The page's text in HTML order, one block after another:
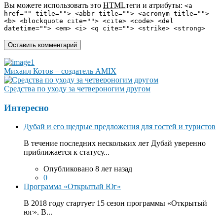
Вы можете использовать это HTMLтеги и атрибуты: <a
href="" title=""> <abbr title=""> <acronym title="">
<b> <blockquote cite=""> <cite> <code> <del
datetime=""> <em> <i> <q cite=""> <strike> <strong>
Михаил Котов – создатель AMIX
Средства по уходу за четвероногим другом
Интересно
Дубай и его щедрые предложения для гостей и туристов
В течение последних нескольких лет Дубай уверенно
приближается к статусу...
Опубликовано 8 лет назад
0
Программа «Открытый Юг»
В 2018 году стартует 15 сезон программы «Открытый
юг». В...